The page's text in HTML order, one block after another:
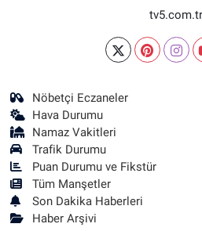
tv5.com.tr
Nöbetçi Eczaneler
Hava Durumu
Namaz Vakitleri
Trafik Durumu
Puan Durumu ve Fikstür
Tüm Manşetler
Son Dakika Haberleri
Haber Arşivi